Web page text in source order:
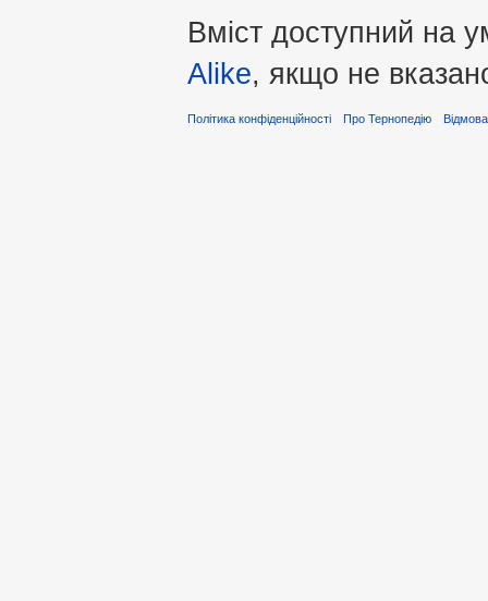
Вміст доступний на
Alike, якщо не
Політика конфіденційності Про Тернопедію